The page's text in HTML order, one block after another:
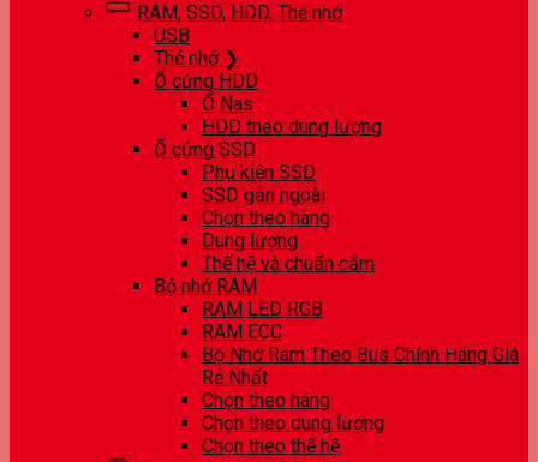
RAM, SSD, HDD, Thẻ nhớ
USB
Thẻ nhớ ❯
Ổ cứng HDD
Ổ Nas
HDD theo dung lượng
Ổ cứng SSD
Phụ kiện SSD
SSD gắn ngoài
Chọn theo hãng
Dung lượng
Thế hệ và chuẩn cắm
Bộ nhớ RAM
RAM LED RGB
RAM ECC
Bộ Nhớ Ram Theo Bus Chính Hãng Giá
Rẻ Nhất
Chọn theo hãng
Chọn theo dung lượng
Chọn theo thế hệ